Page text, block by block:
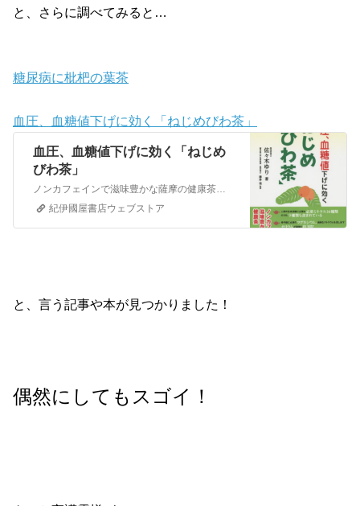
と、さらに調べてみると…
糖尿病に枇杷の葉茶
血圧、血糖値下げに効く「ねじめびわ茶」
血圧、血糖値下げに効く「ねじめ
びわ茶」
ノンカフェインで滋味豊かな薩摩の健康茶。人間の生命活動に必要な必須ミネラル１６種類のうち、９種類も含まれている。骨や歯に必須のマグネシウム、過剰なナトリウムを流し出すカリウムが通常の約３倍！利尿作用、血圧上昇抑制、高血糖抑制、中性脂肪減少などによる生活習慣病予防、抗酸化作用によるアンチエイジング効果など、科学が証明するさまざまな健康効果を紹介！！
紀伊國屋書店ウェブストア
と、言う記事や本が見つかりました！
偶然にしてもスゴイ！